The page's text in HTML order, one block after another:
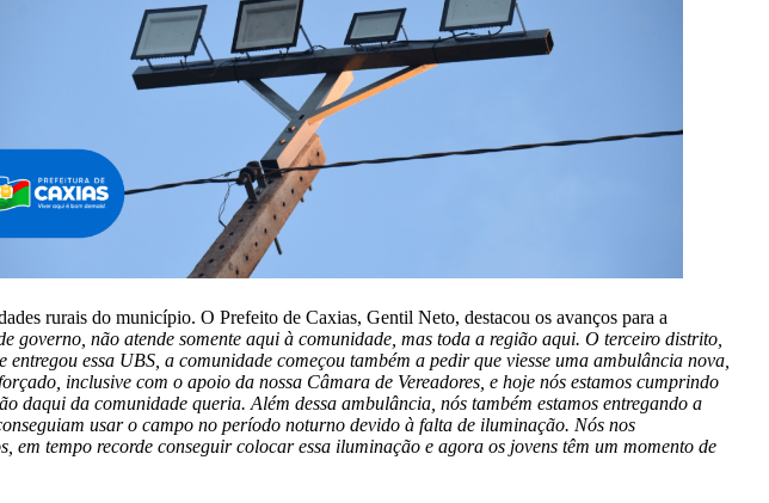
rurais do município. O Prefeito de Caxias, Gentil Neto, destacou os avanços para a
não atende somente aqui à comunidade, mas toda a região aqui. O terceiro distrito,
essa UBS, a comunidade começou também a pedir que viesse uma ambulância nova,
inclusive com o apoio da nossa Câmara de Vereadores, e hoje nós estamos cumprindo
da comunidade queria. Além dessa ambulância, nós também estamos entregando a
usar o campo no período noturno devido à falta de iluminação. Nós nos
tempo recorde conseguir colocar essa iluminação e agora os jovens têm um momento de